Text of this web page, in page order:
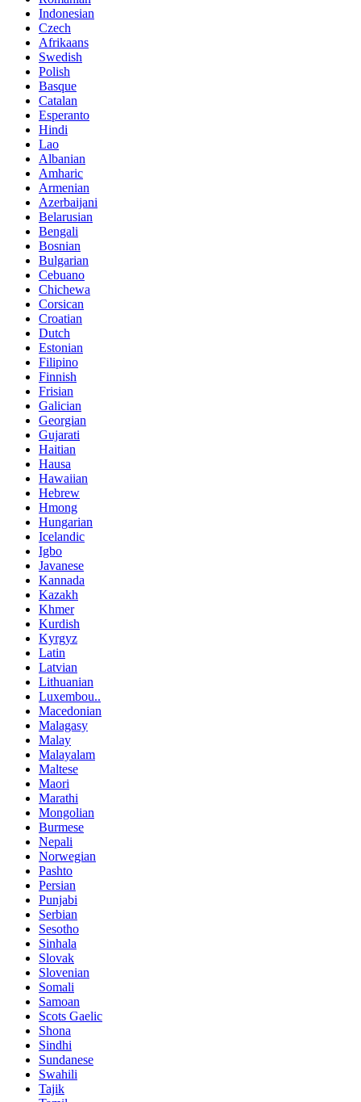
Indonesian
Czech
Afrikaans
Swedish
Polish
Basque
Catalan
Esperanto
Hindi
Lao
Albanian
Amharic
Armenian
Azerbaijani
Belarusian
Bengali
Bosnian
Bulgarian
Cebuano
Chichewa
Corsican
Croatian
Dutch
Estonian
Filipino
Finnish
Frisian
Galician
Georgian
Gujarati
Haitian
Hausa
Hawaiian
Hebrew
Hmong
Hungarian
Icelandic
Igbo
Javanese
Kannada
Kazakh
Khmer
Kurdish
Kyrgyz
Latin
Latvian
Lithuanian
Luxembou..
Macedonian
Malagasy
Malay
Malayalam
Maltese
Maori
Marathi
Mongolian
Burmese
Nepali
Norwegian
Pashto
Persian
Punjabi
Serbian
Sesotho
Sinhala
Slovak
Slovenian
Somali
Samoan
Scots Gaelic
Shona
Sindhi
Sundanese
Swahili
Tajik